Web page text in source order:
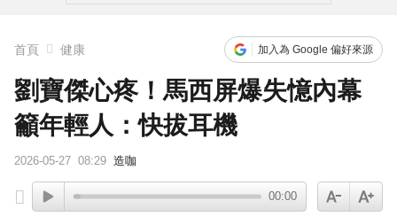
首頁 健康 加入為 Google 偏好來源
劉寶傑心疼！馬西屏爆失憶內幕
籲年輕人：快拔耳機
2026-05-27 08:29 造咖
00:00